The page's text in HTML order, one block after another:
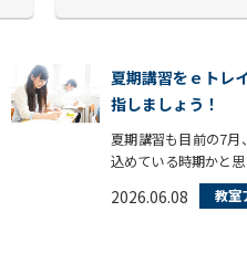
夏期講習をｅトレ
指しましょう！
夏期講習も目前の7月
込めている時期かと
夏期講習を大いに盛
できる夏期講習なら
軽に行えるｅトレコ
2026.06.08 教室